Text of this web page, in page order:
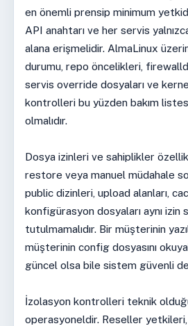
en önemli prensip minimum
API anahtarı ve her servis
alana erişmelidir. AlmaLinux
durumu, repo öncelikleri, firewalld
servis override dosyaları ve
kontrolleri bu yüzden bakım
olmalıdır.
Dosya izinleri ve sahiplikler
restore veya manuel müdahale
public dizinleri, upload alanları,
konfigürasyon dosyaları aynı izin
tutulmamalıdır. Bir müşterinin
müşterinin config dosyasını
güncel olsa bile sistem güvenli
İzolasyon kontrolleri teknik
operasyoneldir. Reseller yetkileri,